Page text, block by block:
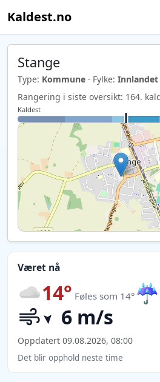
Kaldest.no
Stange
Type: Kommune · Fylke: Innlandet
Rangering i siste oversikt: 164.
Kaldest
Været nå
14° Føles som 14° ☔
6 m/s
Oppdatert 09.08.2026, 08:00
Det blir opphold neste time